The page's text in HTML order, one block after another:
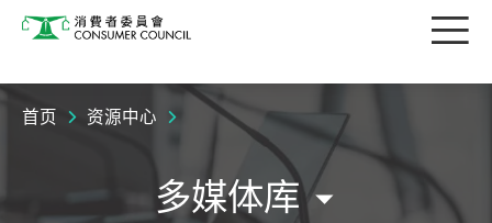
消费者委员会 目
首页 资源中心
多媒体库